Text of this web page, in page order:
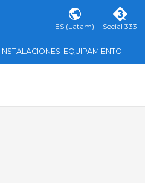
ES (Latam) Social 333
INSTALACIONES-EQUIPAMIENTO